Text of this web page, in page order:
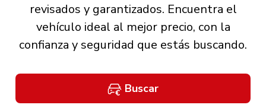
revisados y garantizados. Encuentra el
vehículo ideal al mejor precio, con la
confianza y seguridad que estás buscando.
Buscar